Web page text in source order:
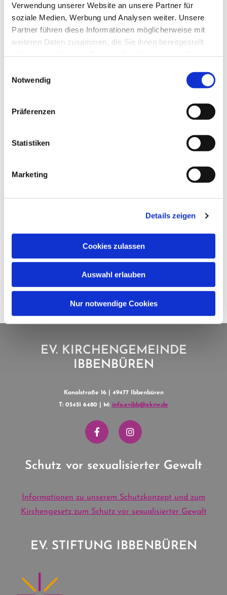
Verwendung unserer Website an unsere Partner für
soziale Medien, Werbung und Analysen weiter. Unsere
Partner führen diese Informationen möglicherweise mit
weiteren Daten zusammen, die Sie ihnen bereitgestellt
Notwendig
Präferenzen
Statistiken
Marketing
Details zeigen
Cookies zulassen
Auswahl erlauben
Nur notwendige Cookies
Dies könnte Sie auch
interessieren
EV. KIRCHENGEMEINDE
IBBENBÜREN
Kanalstraße 16 | 49477 Ibbenbüren
T: 05451 6480 | M: info.evibb@ekvw.de
Schutz vor sexualisierter Gewalt
Informationen zu unserem Schutzkonzept und zum
Kirchengesetz zum Schutz vor sexualisierter Gewalt
EV. STIFTUNG IBBENBÜREN